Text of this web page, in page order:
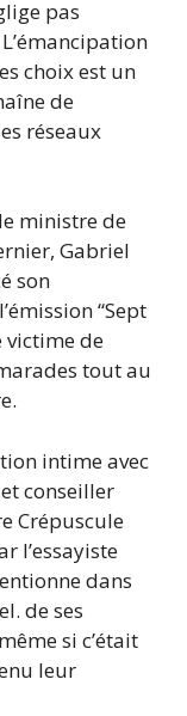
pas
choix est un
de
réseaux
ministre de
Gabriel
son
“Sept
victime de
tout au
intime avec
conseiller
Crépuscule
l’essayiste
dans
de ses
si c’était
leur